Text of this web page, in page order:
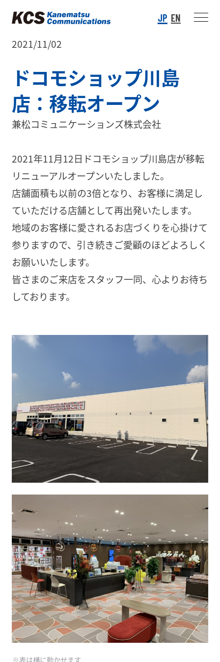
JP EN
2021/11/02
ドコモショップ川島
店：移転オープン
兼松コミュニケーションズ株式会社
2021年11月12日ドコモショップ川島店が移転
リニューアルオープンいたしました。
店舗面積も以前の3倍となり、お客様に満足し
ていただける店舗として再出発いたします。
地域のお客様に愛されるお店づくりを心掛けて
参りますので、引き続きご愛顧のほどよろしく
お願いいたします。
皆さまのご来店をスタッフ一同、心よりお待ち
しております。